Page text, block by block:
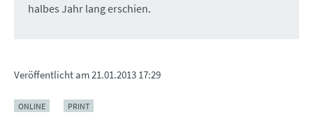
halbes Jahr lang erschien.
Veröffentlicht am21.01.2013 17:29
ONLINE PRINT